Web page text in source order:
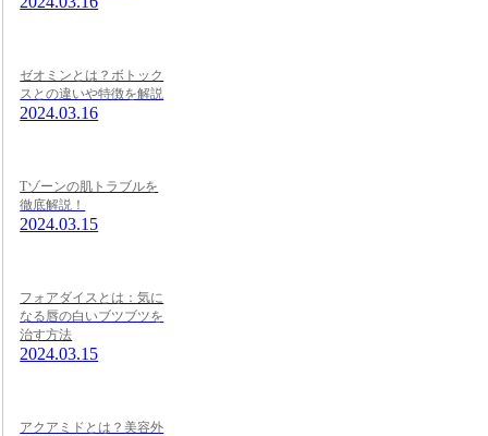
ゼオミンとは？ボトック
スとの違いや特徴を解説
2024.03.16
Tゾーンの肌トラブルを
徹底解説！
2024.03.15
フォアダイスとは：気に
なる唇の白いブツブツを
治す方法
2024.03.15
アクアミドとは？美容外